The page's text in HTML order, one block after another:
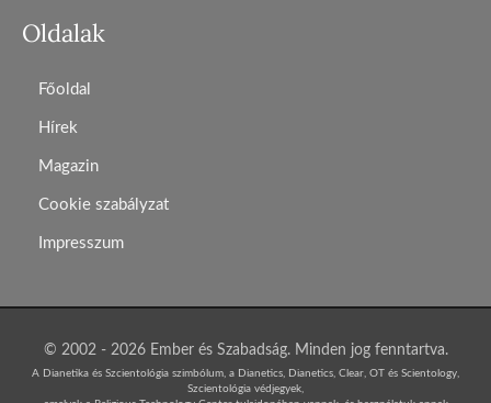
Oldalak
Főoldal
Hírek
Magazin
Cookie szabályzat
Impresszum
© 2002 - 2026 Ember és Szabadság. Minden jog fenntartva.
A Dianetika és Szcientológia szimbólum, a Dianetics, Dianetics, Clear, OT és Scientology,
Szcientológia védjegyek,